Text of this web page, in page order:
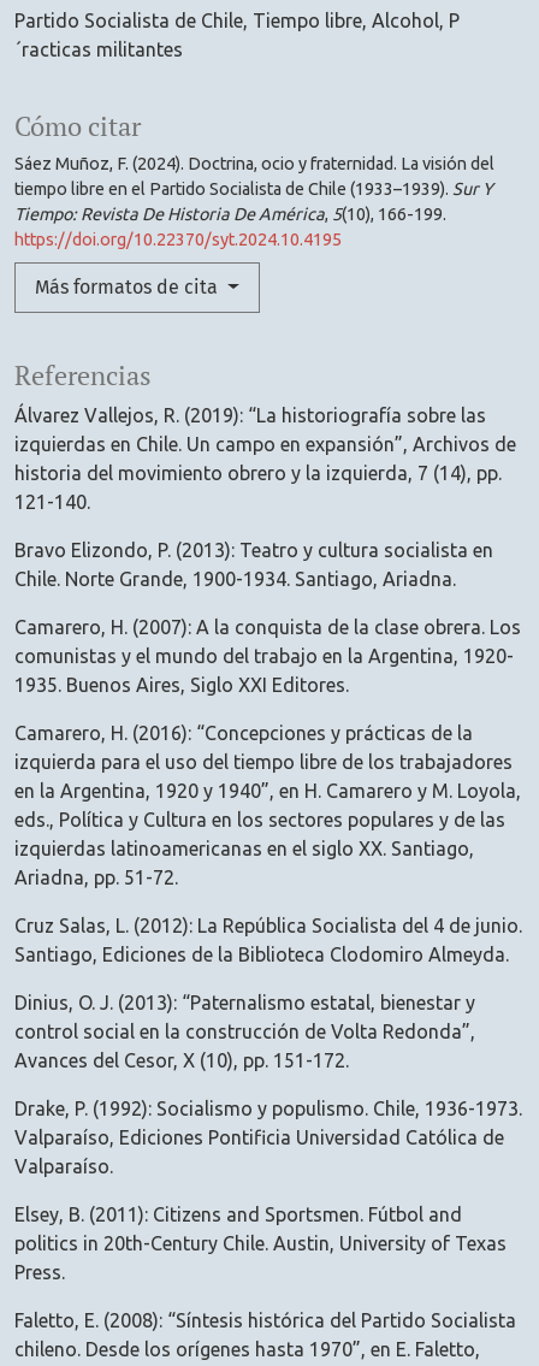
Partido Socialista de Chile Tiempo libre Alcohol P
´racticas militantes
Cómo citar
Sáez Muñoz, F. (2024). Doctrina, ocio y fraternidad. La visión del
tiempo libre en el Partido Socialista de Chile (1933–1939). Sur Y
Tiempo: Revista De Historia De América, 5(10), 166-199.
https://doi.org/10.22370/syt.2024.10.4195
Más formatos de cita
Referencias
Álvarez Vallejos, R. (2019): “La historiografía sobre las
izquierdas en Chile. Un campo en expansión”, Archivos de
historia del movimiento obrero y la izquierda, 7 (14), pp.
121-140.
Bravo Elizondo, P. (2013): Teatro y cultura socialista en
Chile. Norte Grande, 1900-1934. Santiago, Ariadna.
Camarero, H. (2007): A la conquista de la clase obrera. Los
comunistas y el mundo del trabajo en la Argentina, 1920-
1935. Buenos Aires, Siglo XXI Editores.
Camarero, H. (2016): “Concepciones y prácticas de la
izquierda para el uso del tiempo libre de los trabajadores
en la Argentina, 1920 y 1940”, en H. Camarero y M. Loyola,
eds., Política y Cultura en los sectores populares y de las
izquierdas latinoamericanas en el siglo XX. Santiago,
Ariadna, pp. 51-72.
Cruz Salas, L. (2012): La República Socialista del 4 de junio.
Santiago, Ediciones de la Biblioteca Clodomiro Almeyda.
Dinius, O. J. (2013): “Paternalismo estatal, bienestar y
control social en la construcción de Volta Redonda”,
Avances del Cesor, X (10), pp. 151-172.
Drake, P. (1992): Socialismo y populismo. Chile, 1936-1973.
Valparaíso, Ediciones Pontificia Universidad Católica de
Valparaíso.
Elsey, B. (2011): Citizens and Sportsmen. Fútbol and
politics in 20th-Century Chile. Austin, University of Texas
Press.
Faletto, E. (2008): “Síntesis histórica del Partido Socialista
chileno. Desde los orígenes hasta 1970”, en E. Faletto,